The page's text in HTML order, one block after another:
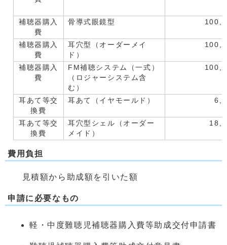
補聴器購入
費
骨導式眼鏡型
補聴器購入
費
耳穴型（オーダーメイ
ド）
補聴器購入
費
FM補聴システム（一式）
（ロジャーシステム含
む）
耳あて等交
換費
耳あて（イヤモールド）
耳あて等交
換費
耳穴型シェル（オーダー
メイド）
費用負担
見積額から助成額を引いた額
申請に必要なもの
軽・中度難聴児補聴器購入費等助成交付申請書